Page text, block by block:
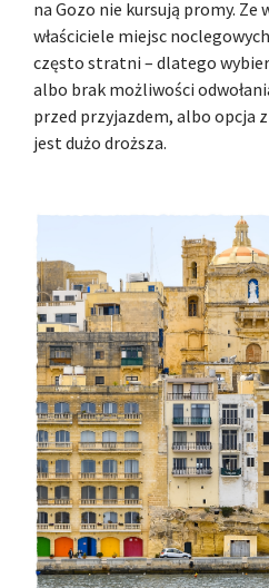
na Gozo nie kursują promy.
właściciele miejsc
często stratni – dlatego
albo brak możliwości
przed przyjazdem, albo opcja
jest dużo droższa.